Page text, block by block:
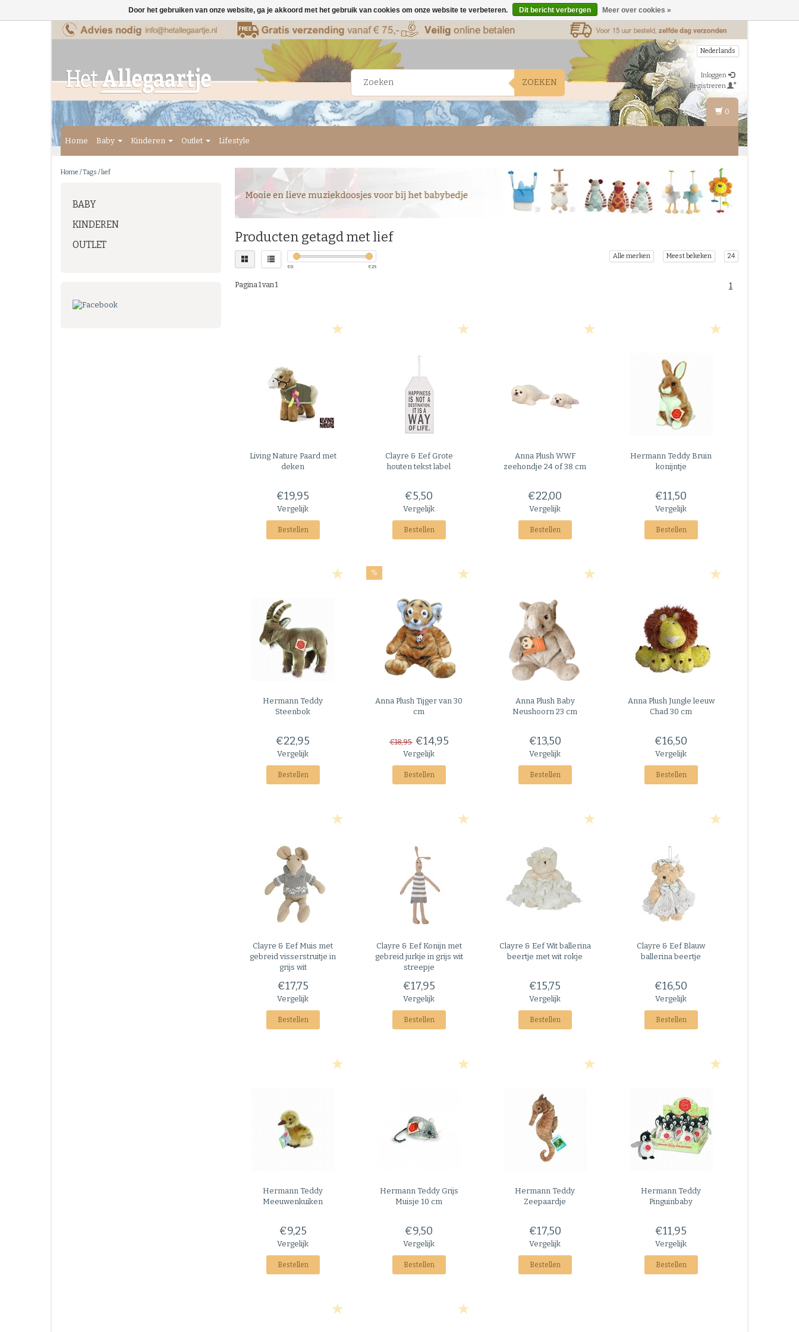
ZOEKEN
Nederlands
Inloggen
Registreren
Home Baby Kinderen Outlet Lifestyle
0
Home /Tags /lief
BABY
KINDEREN
OUTLET
Producten getagd met lief
€0 €25
Alle merken Meest bekeken 24
Pagina 1 van 1 1
Living Nature Paard met
deken
€19,95
Vergelijk
Bestellen
Clayre & EefGrote
houten tekst label
€5,50
Vergelijk
Bestellen
Anna Plush WWF
zeehondje 24 of 38 cm
€22,00
Vergelijk
Bestellen
Hermann Teddy Bruin
konijntje
€11,50
Vergelijk
Bestellen
Hermann Teddy
Steenbok
€22,95
Vergelijk
Bestellen
%
Anna Plush Tijger van 30
cm
€18,95 €14,95
Vergelijk
Bestellen
Anna Plush Baby
Neushoorn 23 cm
€13,50
Vergelijk
Bestellen
Anna Plush Jungle leeuw
Chad 30 cm
€16,50
Vergelijk
Bestellen
Clayre & EefMuis met
gebreid visserstruitje in
grijs wit
€17,75
Vergelijk
Bestellen
Clayre & EefKonijn met
gebreid jurkje in grijs wit
streepje
€17,95
Vergelijk
Bestellen
Clayre & EefWit ballerina
beertje met wit rokje
€15,75
Vergelijk
Bestellen
Clayre & EefBlauw
ballerina beertje
€16,50
Vergelijk
Bestellen
Hermann Teddy
Meeuwenkuiken
€9,25
Vergelijk
Bestellen
Hermann TeddyGrijs
Muisje 10 cm
€9,50
Vergelijk
Bestellen
Hermann Teddy
Zeepaardje
€17,50
Vergelijk
Bestellen
Hermann Teddy
Pinguinbaby
€11,95
Vergelijk
Bestellen
Door het gebruiken van onze website, ga je akkoord met het gebruik van cookies om onze website te verbeteren. Dit bericht verbergen Meer over cookies »